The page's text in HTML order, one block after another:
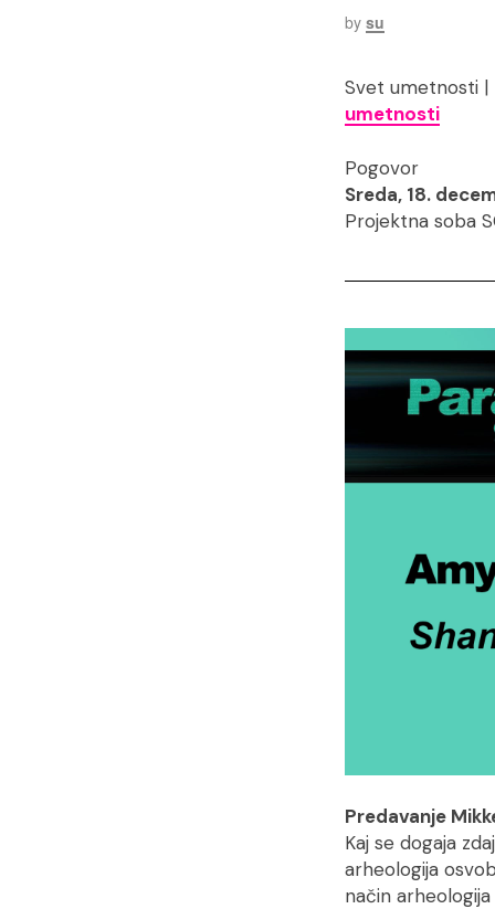
by su
Svet umetnosti |
umetnosti
Pogovor
Sreda, 18.
Projektna soba
Predavanje
Kaj se dogaja
arheologija
način